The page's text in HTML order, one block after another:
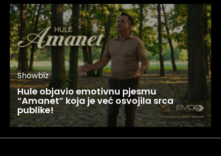
Showbiz
Hule objavio emotivnu pjesmu
“Amanet” koja je već osvojila srca
publike!